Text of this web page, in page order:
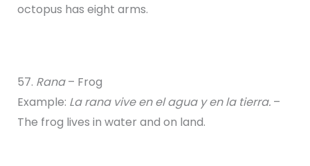
octopus has eight arms.
57. Rana– Frog
Example: La rana vive en el agua y en la tierra.–
The frog lives in water and on land.